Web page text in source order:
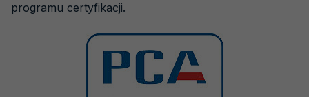
programu certyfikacji.